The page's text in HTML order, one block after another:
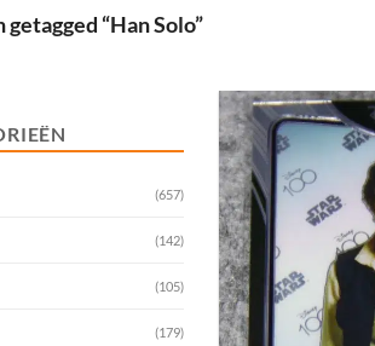
“Han Solo”
(657)
(142)
(105)
(179)